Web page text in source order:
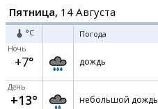
Пятница, 14 Августа
°C Погода
Ночь
+7° дождь
День
+13° небольшой дождь